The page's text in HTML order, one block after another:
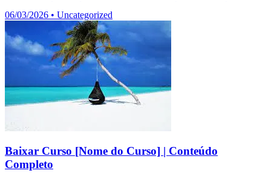
06/03/2026 • Uncategorized
Baixar Curso [Nome do Curso] | Conteúdo
Completo